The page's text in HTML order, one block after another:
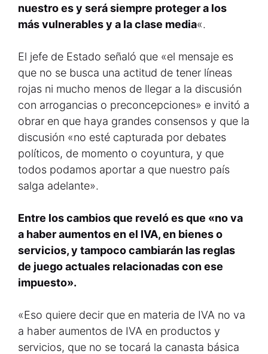
nuestro es y será siempre proteger a los
más vulnerables y a la clase media«.
El jefe de Estado señaló que «el mensaje es
que no se busca una actitud de tener líneas
rojas ni mucho menos de llegar a la discusión
con arrogancias o preconcepciones» e invitó a
obrar en que haya grandes consensos y que la
discusión «no esté capturada por debates
políticos, de momento o coyuntura, y que
todos podamos aportar a que nuestro país
salga adelante».
Entre los cambios que reveló es que «no va
a haber aumentos en el IVA, en bienes o
servicios, y tampoco cambiarán las reglas
de juego actuales relacionadas con ese
impuesto».
«Eso quiere decir que en materia de IVA no va
a haber aumentos de IVA en productos y
servicios, que no se tocará la canasta básica